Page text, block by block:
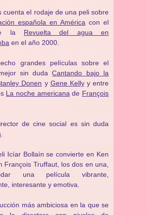
cuenta el rodaje de una peli sobre
española en América con el
la Revuelta del agua en
en el año 2000.
grandes películas sobre el
sin dudaCantando bajo la
Donen y Gene Kellyy entre
La noche americana de François
de cine social es sin duda
Icíar Bollaín se convierte en Ken
François Truffaut, los dos en una,
una película vibrante,
interesante y emotiva.
más ambiciosa en la que se